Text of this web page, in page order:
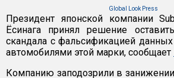
Global Look Press
Президент японской компании
Ёcинага принял решение
скандала с фальсификацией
автомобилями этой марки, сообщает
Компанию заподозрили в